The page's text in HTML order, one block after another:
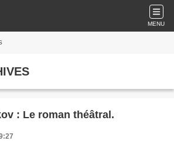
MENU
: Le roman théâtral.